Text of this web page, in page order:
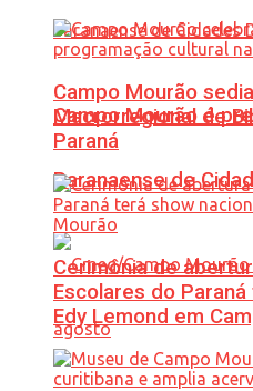
Campo Mourão é
Paranaense de
Campo Mourão
Macrorregional de
Paraná
Cerimônia de
Escolares do
Edy Lemond em